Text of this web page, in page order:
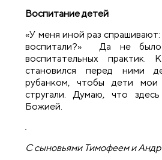
Воспитание детей
«У меня иной раз
воспитали?» Да не
воспитательных
становился перед ними
рубанком, чтобы дети
стругали. Думаю, что
Божией.
С сыновьями Тимофеем и